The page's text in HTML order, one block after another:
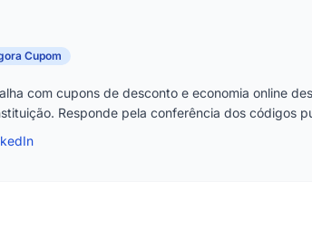
Cupom
com cupons de desconto e economia online
Responde pela conferência dos códigos